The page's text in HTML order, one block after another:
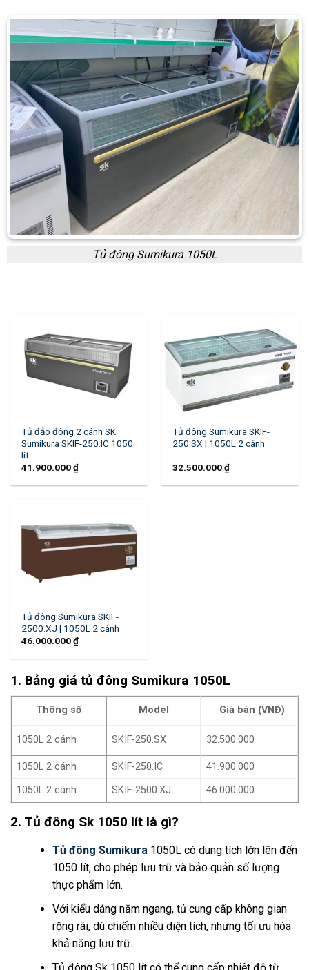
Tủ đông Sumikura 1050L
Tủ đảo đông 2 cánh SK
Sumikura SKIF-250.IC 1050
lít
41.900.000₫
Tủ đông Sumikura SKIF-
250.SX | 1050L 2 cánh
32.500.000₫
Tủ đông Sumikura SKIF-
2500.XJ | 1050L 2 cánh
46.000.000₫
1. Bảng giá tủ đông Sumikura 1050L
Thông số Model Giá bán (VNĐ)
1050L 2 cánh SKIF-250.SX 32.500.000
1050L 2 cánh SKIF-250.IC
41.900.000
1050L 2 cánh
SKIF-2500.XJ 46.000.000
2. Tủ đông Sk 1050 lít là gì?
Tủ đông Sumikura1050L có dung tích lớn lên đến
1050 lít, cho phép lưu trữ và bảo quản số lượng
thực phẩm lớn.
Với kiểu dáng nằm ngang, tủ cung cấp không gian
rộng rãi, dù chiếm nhiều diện tích, nhưng tối ưu hóa
khả năng lưu trữ.
Tủ đông Sk 1050 lít có thể cung cấp nhiệt độ từ